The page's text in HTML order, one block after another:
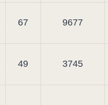
67 9677
49 3745